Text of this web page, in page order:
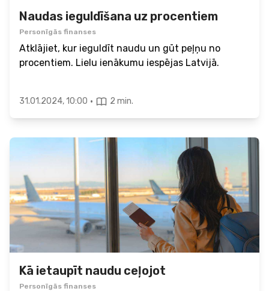
Naudas ieguldīšana uz procentiem
Personīgās finanses
Atklājiet, kur ieguldīt naudu un gūt peļņu no
procentiem. Lielu ienākumu iespējas Latvijā.
31.01.2024, 10:00 · 2 min.
Kā ietaupīt naudu ceļojot
Personīgās finanses